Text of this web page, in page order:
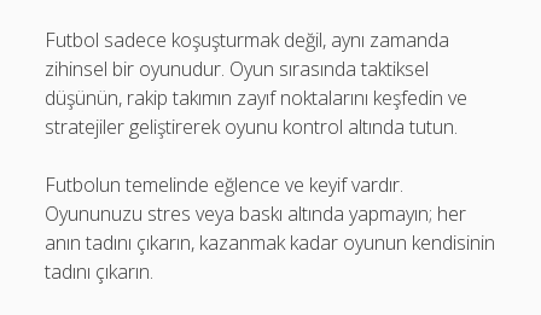
Futbol sadece koşuşturmak değil, aynı zamanda
zihinsel bir oyunudur. Oyun sırasında taktiksel
düşünün, rakip takımın zayıf noktalarını keşfedin ve
stratejiler geliştirerek oyunu kontrol altında tutun.
Futbolun temelinde eğlence ve keyif vardır.
Oyununuzu stres veya baskı altında yapmayın; her
anın tadını çıkarın, kazanmak kadar oyunun kendisinin
tadını çıkarın.